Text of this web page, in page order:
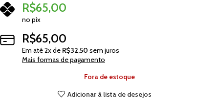
R$65,00
no pix
R$65,00
Em até2x de R$32,50 sem juros
Mais formas de pagamento
Fora de estoque
Adicionar à lista de desejos